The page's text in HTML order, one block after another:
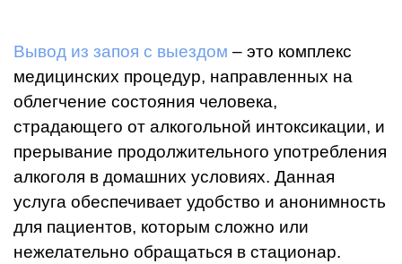
Вывод из запоя с выездом – это комплекс
медицинских процедур, направленных на
облегчение состояния человека,
страдающего от алкогольной интоксикации, и
прерывание продолжительного употребления
алкоголя в домашних условиях. Данная
услуга обеспечивает удобство и анонимность
для пациентов, которым сложно или
нежелательно обращаться в стационар.